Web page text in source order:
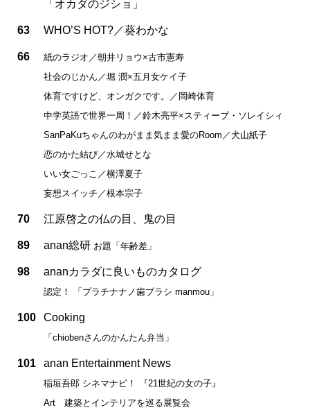
「オカダのジショ」
63 WHO’S HOT?／葵わかな
66
紙のラジオ／朝井リョウ×古市憲寿
社会のじかん／堀 潤×五月女ケイ子
体育ですけど、オンガクです。／岡崎体育
中学英語で世界一周！／鈴木亮平×スティーブ・ソレイシィ
SanPaKuちゃんのわがまま気まま愛のRoom／犬山紙子
恋のかた結び／水城せとな
いい女ごっこ／横澤夏子
妄想スイッチ／根本宗子
70 江原啓之の仏の目、鬼の目
89 anan総研 お題「年齢差」
98 ananカラダに良いものカタログ
認定！ 「プラチナナノ歯ブラシ manmou」
100 Cooking
「chiobenさんのかんたん弁当」
101 anan Entertainment News
稲垣吾郎 シネマナビ！ 『21世紀の女の子』
Art 建築とインテリアを巡る展覧会